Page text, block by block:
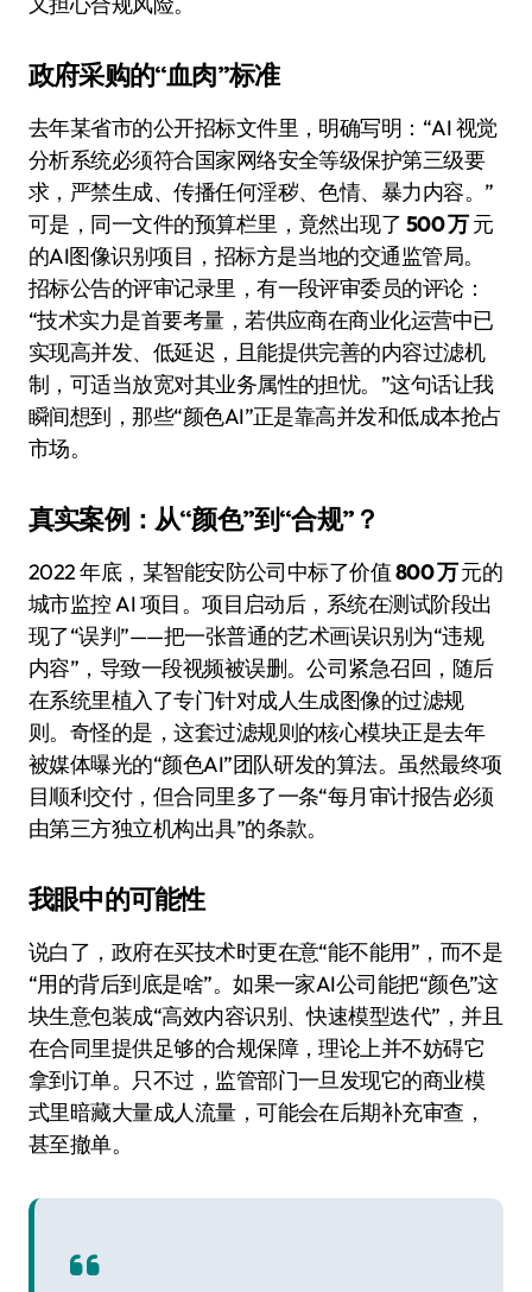
政府采购的“血肉”标准
去年某省市的公开招标文件里，明确写明：“AI 视觉
分析系统必须符合国家网络安全等级保护第三级要
求，严禁生成、传播任何淫秽、色情、暴力内容。”
可是，同一文件的预算栏里，竟然出现了 500 万元
的AI图像识别项目，招标方是当地的交通监管局。
招标公告的评审记录里，有一段评审委员的评论：
“技术实力是首要考量，若供应商在商业化运营中已
实现高并发、低延迟，且能提供完善的内容过滤机
制，可适当放宽对其业务属性的担忧。”这句话让我
瞬间想到，那些“颜色AI”正是靠高并发和低成本抢占
市场。
真实案例：从“颜色”到“合规”？
2022 年底，某智能安防公司中标了价值800 万元的
城市监控 AI 项目。项目启动后，系统在测试阶段出
现了“误判”——把一张普通的艺术画误识别为“违规
内容”，导致一段视频被误删。公司紧急召回，随后
在系统里植入了专门针对成人生成图像的过滤规
则。奇怪的是，这套过滤规则的核心模块正是去年
被媒体曝光的“颜色AI”团队研发的算法。虽然最终项
目顺利交付，但合同里多了一条“每月审计报告必须
由第三方独立机构出具”的条款。
我眼中的可能性
说白了，政府在买技术时更在意“能不能用”，而不是
“用的背后到底是啥”。如果一家AI公司能把“颜色”这
块生意包装成“高效内容识别、快速模型迭代”，并且
在合同里提供足够的合规保障，理论上并不妨碍它
拿到订单。只不过，监管部门一旦发现它的商业模
式里暗藏大量成人流量，可能会在后期补充审查，
甚至撤单。